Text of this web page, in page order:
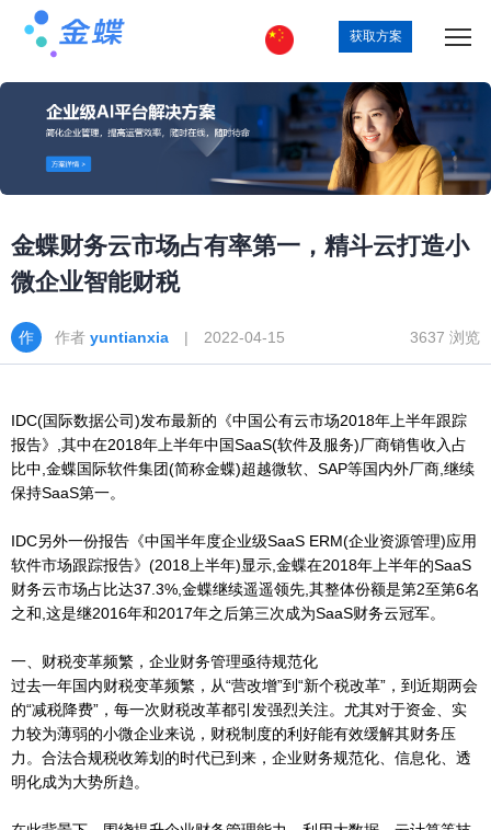
获取方案
金蝶财务云市场占有率第一，精斗云打造小
微企业智能财税
作者 yuntianxia | 2022-04-15 3637 浏览
IDC(国际数据公司)发布最新的《中国公有云市场2018年上半年跟踪
报告》,其中在2018年上半年中国SaaS(软件及服务)厂商销售收入占
比中,金蝶国际软件集团(简称金蝶)超越微软、SAP等国内外厂商,继续
保持SaaS第一。
IDC另外一份报告《中国半年度企业级SaaS ERM(企业资源管理)应用
软件市场跟踪报告》(2018上半年)显示,金蝶在2018年上半年的SaaS
财务云市场占比达37.3%,金蝶继续遥遥领先,其整体份额是第2至第6名
之和,这是继2016年和2017年之后第三次成为SaaS财务云冠军。
一、财税变革频繁，企业财务管理亟待规范化
过去一年国内财税变革频繁，从“营改增”到“新个税改革”，到近期两会
的“减税降费”，每一次财税改革都引发强烈关注。尤其对于资金、实
力较为薄弱的小微企业来说，财税制度的利好能有效缓解其财务压
力。合法合规税收筹划的时代已到来，企业财务规范化、信息化、透
明化成为大势所趋。